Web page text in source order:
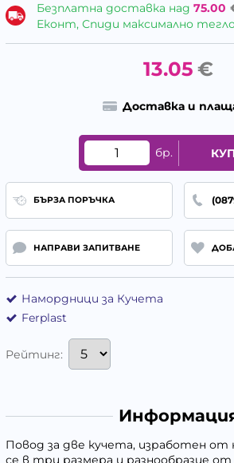
Безплатна доставка над 75.00
Еконт, Спиди максимално тегло
13.05 €
Доставка и
бр.
БЪРЗА ПОРЪЧКА
НАПРАВИ ЗАПИТВАНЕ
Намордници за Кучета
Ferplast
Рейтинг:
Повод за две кучета, изработен от